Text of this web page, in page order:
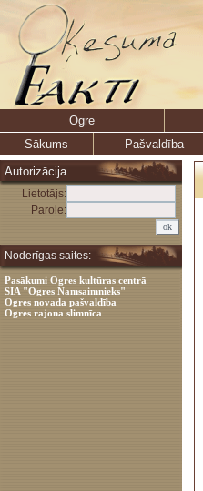
Ogre
Sākums
Pašvaldība
Autorizācija
Lietotājs:
Parole:
Noderīgas saites:
Pasākumi Ogres kultūras centrā
SIA "Ogres Namsaimnieks"
Ogres novada pašvaldība
Ogres rajona slimnīca